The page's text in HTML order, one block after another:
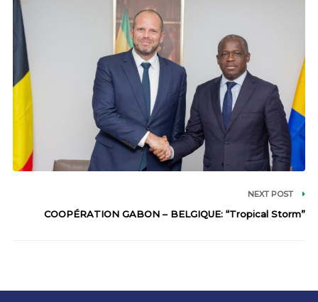
NEXT POST
COOPÉRATION GABON – BELGIQUE: “Tropical Storm”